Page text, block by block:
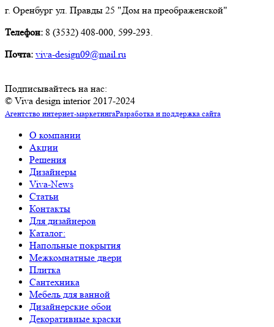
г. Оренбург ул. Правды 25 "Дом на преображенской"
Телефон: 8 (3532) 408-000, 599-293.
Почта: viva-design09@mail.ru
Подписывайтесь на нас:
© Viva design interior 2017-2024
Агентство интернет-маркетингаРазработка и поддержка сайта
О компании
Акции
Решения
Дизайнеры
Viva-News
Статьи
Контакты
Для дизайнеров
Каталог:
Напольные покрытия
Межкомнатные двери
Плитка
Сантехника
Мебель для ванной
Дизайнерские обои
Декоративные краски